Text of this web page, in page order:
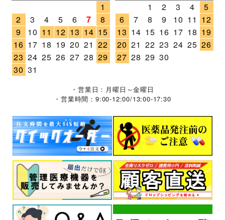
1
2
3 4 5 6 7
8
9
10 11 12 13 14 15
16 17 18 19 20 21 22
23 24 25 26 27 28 29
30 31
1
2 3 4
5
6
7 8 9 10 11 12
13 14 15 16 17 18 19
20 21 22 23 24 25 26
27 28 29 30
・営業日：月曜日～金曜日
・営業時間：9:00-12:00/13:00-17:30